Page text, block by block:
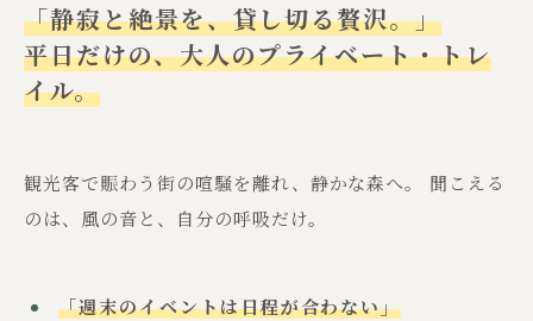
「静寂と絶景を、貸し切る贅沢。」
平日だけの、大人のプライベート・トレ
イル。
観光客で賑わう街の喧騒を離れ、静かな森へ。 聞こえる
のは、風の音と、自分の呼吸だけ。
「週末のイベントは日程が合わない」